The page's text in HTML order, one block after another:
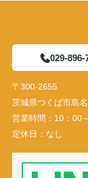
029-896-
〒300-2655
茨城県つくば市島
営業時間： 10：00
定休日： なし